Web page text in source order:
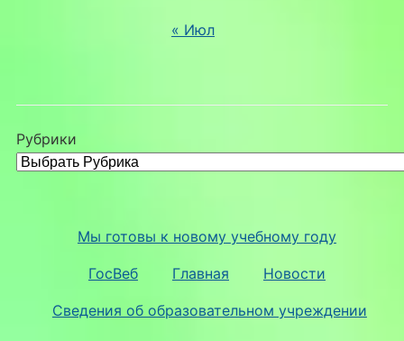
« Июл
Рубрики
Мы готовы к новому учебному году
ГосВеб Главная Новости
Сведения об образовательном учреждении